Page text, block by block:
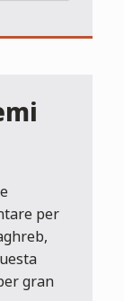
per
gran